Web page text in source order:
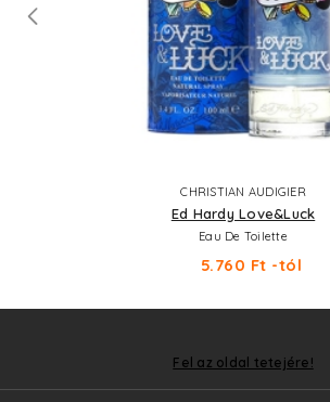
CHRISTIAN AUDIGIER
Ed Hardy Love&Luck
Eau De Toilette
5.760 Ft -tól
Fel az oldal tetejére!